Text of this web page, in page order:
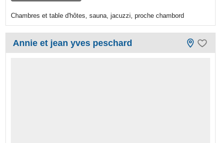
Chambres et table d'hôtes, sauna, jacuzzi, proche chambord
Annie et jean yves peschard